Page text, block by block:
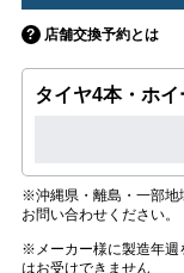
店舗交換予約とは
タイヤ4本・ホ
※沖縄県・離島・一部地
お問い合わせください。
※メーカー様に製造年週
はお受けできません